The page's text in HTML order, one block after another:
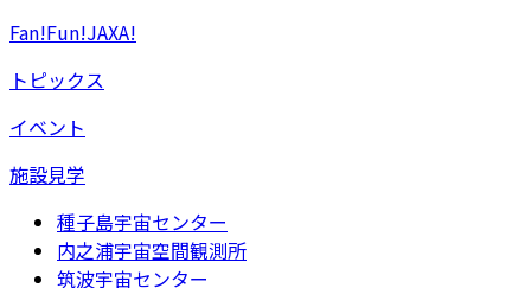
Fan!Fun!JAXA!
トピックス
イベント
施設見学
種子島宇宙センター
内之浦宇宙空間観測所
筑波宇宙センター